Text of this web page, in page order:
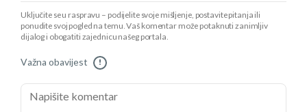
Uključite se u raspravu – podijelite svoje mišljenje, postavite pitanja ili
ponudite svoj pogled na temu. Vaš komentar može potaknuti zanimljiv
dijalog i obogatiti zajednicu našeg portala.
Važna obavijest !